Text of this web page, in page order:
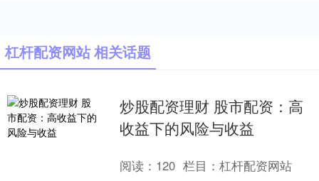
杠杆配资网站 相关话题
炒股配资理财 股市配资：高
收益下的风险与收益
阅读： 120 栏目：杠杆配资网站